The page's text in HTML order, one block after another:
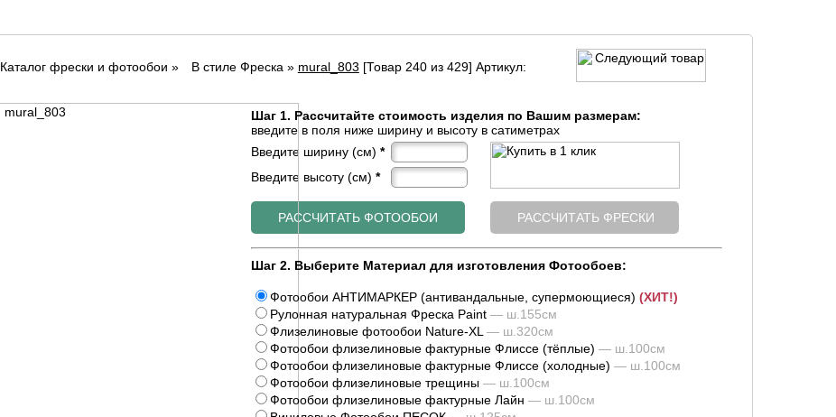
Каталог фрески и фотообои » В стиле Фреска » mural_803 [Товар 240 из 429] Артикул:
Шаг 1. Рассчитайте стоимость изделия по Вашим размерам:
введите в поля ниже ширину и высоту в сатиметрах
Введите ширину (см) *
Введите высоту (см) *
Шаг 2. Выберите Материал для изготовления Фотообоев:
Фотообои АНТИМАРКЕР (антивандальные, супермоющиеся) (ХИТ!)
Рулонная натуральная Фреска Paint — ш.155см
Флизелиновые фотообои Nature-XL — ш.320см
Фотообои флизелиновые фактурные Флиссе (тёплые) — ш.100см
Фотообои флизелиновые фактурные Флиссе (холодные) — ш.100см
Фотообои флизелиновые трещины — ш.100см
Фотообои флизелиновые фактурные Лайн — ш.100см